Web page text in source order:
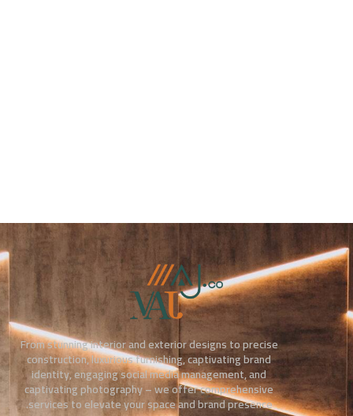
From stunning interior and exterior designs to precise
construction, luxurious furnishing, captivating brand
identity, engaging social media management, and
captivating photography – we offer comprehensive
services to elevate your space and brand presence.